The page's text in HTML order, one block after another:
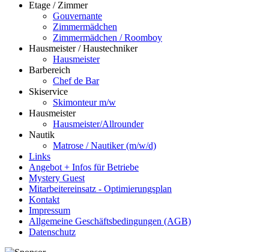
Etage / Zimmer
Gouvernante
Zimmermädchen
Zimmermädchen / Roomboy
Hausmeister / Haustechniker
Hausmeister
Barbereich
Chef de Bar
Skiservice
Skimonteur m/w
Hausmeister
Hausmeister/Allrounder
Nautik
Matrose / Nautiker (m/w/d)
Links
Angebot + Infos für Betriebe
Mystery Guest
Mitarbeitereinsatz - Optimierungsplan
Kontakt
Impressum
Allgemeine Geschäftsbedingungen (AGB)
Datenschutz